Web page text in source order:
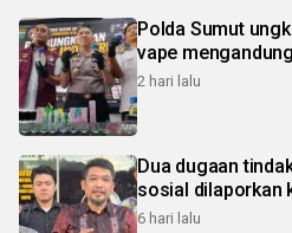
Polda Sumut
vape
2 hari lalu
Dua dugaan
sosial dilaporkan
6 hari lalu